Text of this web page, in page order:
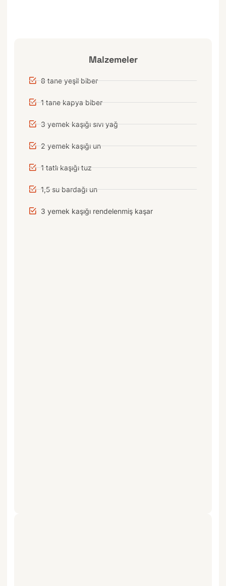
Malzemeler
8 tane yeşil biber
1 tane kapya biber
3 yemek kaşığı sıvı yağ
2 yemek kaşığı un
1 tatlı kaşığı tuz
1,5 su bardağı un
3 yemek kaşığı rendelenmiş kaşar